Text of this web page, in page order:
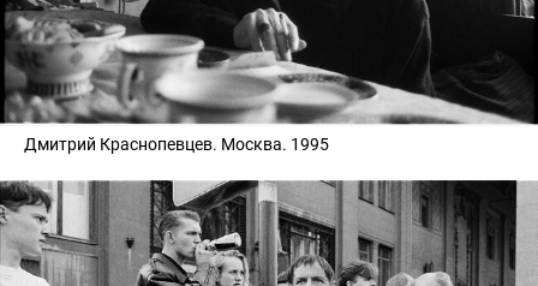
Дмитрий Краснопевцев. Москва. 1995